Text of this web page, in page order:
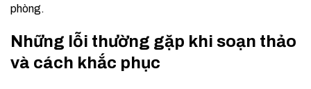
phòng.
Những lỗi thường gặp khi soạn thảo
và cách khắc phục